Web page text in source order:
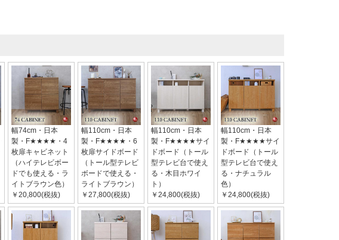
幅74cm・日本
製・F★★★★・4
枚扉キャビネット
（ハイテレビボー
ドでも使える・ラ
イトブラウン色）
￥20,800(税抜)
幅110cm・日本
製・F★★★★・6
枚扉サイドボード
（トール型テレビ
ボードで使える・
ライトブラウン）
￥27,800(税抜)
幅110cm・日本
製・F★★★★サイ
ドボード（トール
型テレビ台で使え
る・木目ホワイ
ト）
￥24,800(税抜)
幅110cm・日本
製・F★★★★サイ
ドボード（トール
型テレビ台で使え
る・ナチュラル
色）
￥24,800(税抜)